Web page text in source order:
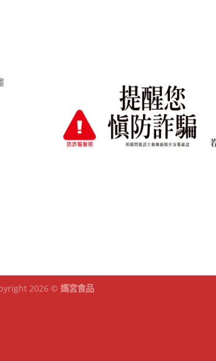
2026 © 媽宮食品